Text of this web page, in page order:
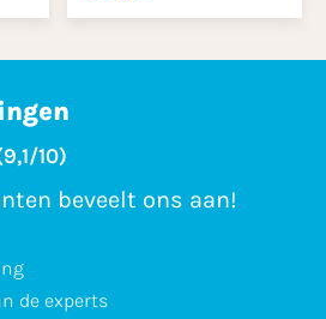
10)
beveelt ons aan!
de experts